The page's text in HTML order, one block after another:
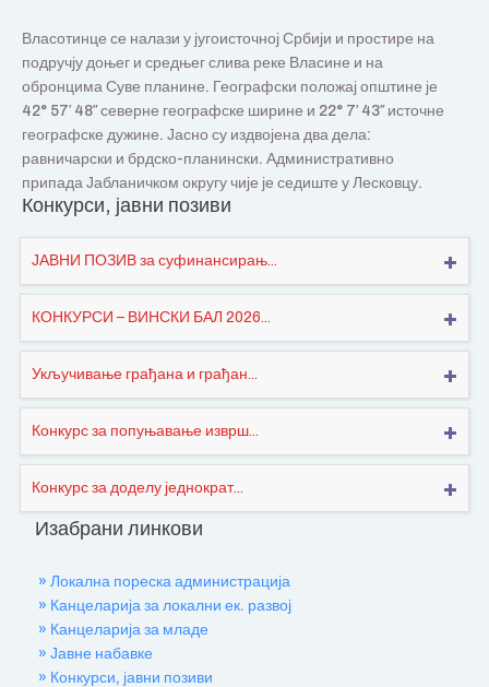
Власотинце се налази у југоисточној Србији и простире на
подручју доњег и средњег слива реке Власине и на
обронцима Суве планине. Географски положај општине је
42° 57′ 48″ северне географске ширине и 22° 7′ 43″ источне
географске дужине. Јасно су издвојена два дела:
равничарски и брдско-планински. Административно
припада Јабланичком округу чије је седиште у Лесковцу.
Конкурси, јавни позиви
ЈАВНИ ПОЗИВ за суфинансирањ...
КОНКУРСИ – ВИНСКИ БАЛ 2026...
Укључивање грађана и грађан...
Конкурс за попуњавање изврш...
Конкурс за доделу једнократ...
Изабрани линкови
» Локална пореска администрација
» Канцеларија за локални ек. развој
» Канцеларија за младе
» Јавне набавке
» Конкурси, јавни позиви